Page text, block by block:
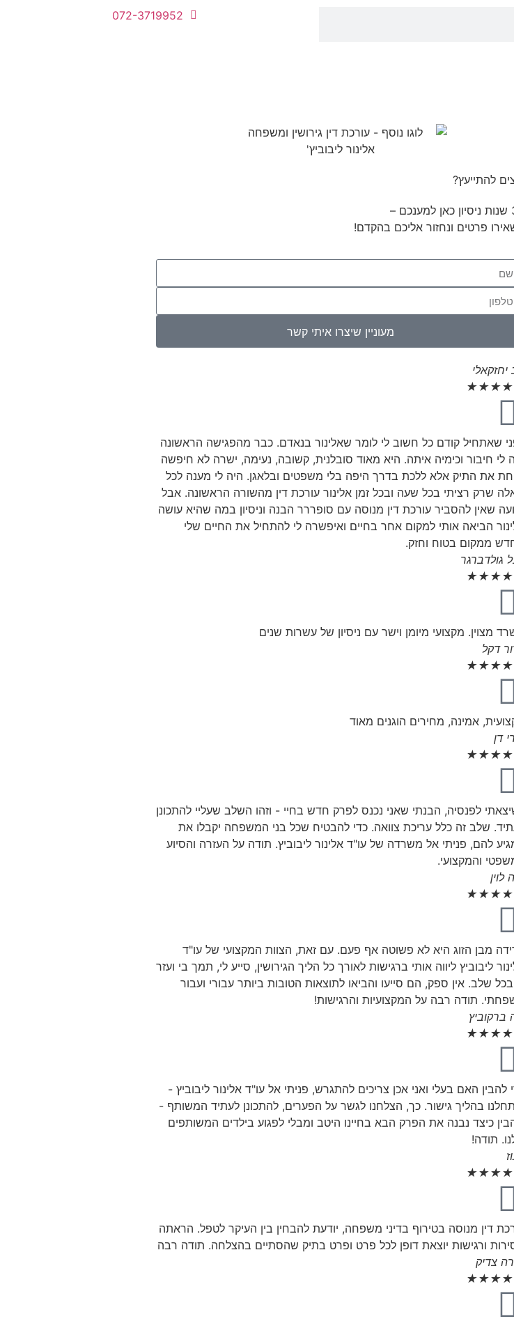
072-3719952
להתייעץ?
–
פרטים ונחזור אליכם בהקדם!
מעוניין שיצרו איתי קשר
יחזקאלי
★
★
★
★
שאתחיל קודם כל חשוב לי לומר שאלינור בנאדם. כבר מהפגישה הראשונה
לי חיבור וכימיה איתה. היא מאוד סובלנית, קשובה, נעימה, ישרה לא חיפשה
את התיק אלא ללכת בדרך היפה בלי משפטים ובלאגן. היה לי מענה לכל
שרק רציתי בכל שעה ובכל זמן אלינור עורכת דין מהשורה הראשונה. אבל
שאין להסביר עורכת דין מנוסה עם סופררר הבנה וניסיון במה שהיא עושה
הביאה אותי למקום אחר בחיים ואיפשרה לי להתחיל את החיים שלי
ממקום בטוח וחזק.
גולדברגר
★
★
★
★
מצוין. מקצועי מיומן וישר עם ניסיון של עשרות שנים
דקל
★
★
★
★
אמינה, מחירים הוגנים מאוד
דן
★
★
★
★
לפנסיה, הבנתי שאני נכנס לפרק חדש בחיי - וזהו השלב שעליי להתכונן
שלב זה כלל עריכת צוואה. כדי להבטיח שכל בני המשפחה יקבלו את
להם, פניתי אל משרדה של עו"ד אלינור ליבוביץ. תודה על העזרה והסיוע
והמקצועי.
לוין
★
★
★
★
מבן הזוג היא לא פשוטה אף פעם. עם זאת, הצוות המקצועי של עו"ד
ליבוביץ ליווה אותי ברגישות לאורך כל הליך הגירושין, סייע לי, תמך בי ועזר
בכל שלב. אין ספק, הם סייעו והביאו לתוצאות הטובות ביותר עבורי ועבור
תודה רבה על המקצועיות והרגישות!
ברקוביץ
★
★
★
★
להבין האם בעלי ואני אכן צריכים להתגרש, פניתי אל עו"ד אלינור ליבוביץ -
בהליך גישור. כך, הצלחנו לגשר על הפערים, להתכונן לעתיד המשותף -
כיצד נבנה את הפרק הבא בחיינו היטב ומבלי לפגוע בילדים המשותפים
תודה!
★
★
★
★
דין מנוסה בטירוף בדיני משפחה, יודעת להבחין בין העיקר לטפל. הראתה
ורגישות יוצאת דופן לכל פרט ופרט בתיק שהסתיים בהצלחה. תודה רבה
צדיק
★
★
★
★